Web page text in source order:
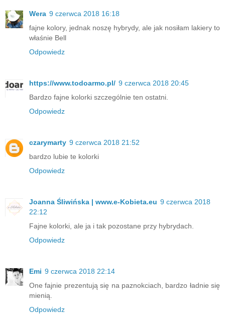
Wera 9 czerwca 2018 16:18
fajne kolory, jednak noszę hybrydy, ale jak nosiłam lakiery to
właśnie Bell
Odpowiedz
https://www.todoarmo.pl/ 9 czerwca 2018 20:45
Bardzo fajne kolorki szczególnie ten ostatni.
Odpowiedz
czarymarty 9 czerwca 2018 21:52
bardzo lubie te kolorki
Odpowiedz
Joanna Śliwińska | www.e-Kobieta.eu 9 czerwca 2018
22:12
Fajne kolorki, ale ja i tak pozostane przy hybrydach.
Odpowiedz
Emi 9 czerwca 2018 22:14
One fajnie prezentują się na paznokciach, bardzo ładnie się
mienią.
Odpowiedz